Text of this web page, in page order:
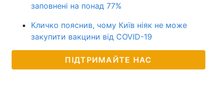
заповнені на понад 77%
Кличко пояснив, чому Київ ніяк не може
закупити вакцини від COVID-19
ПІДТРИМАЙТЕ НАС